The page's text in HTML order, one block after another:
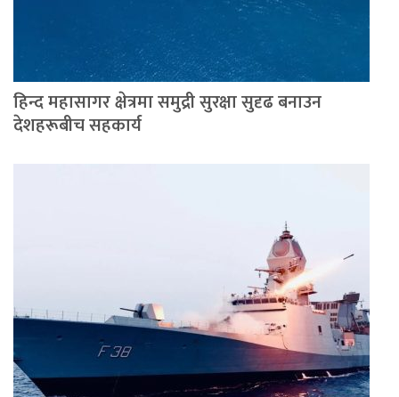
हिन्द महासागर क्षेत्रमा समुद्री सुरक्षा सुदृढ बनाउन
देशहरूबीच सहकार्य